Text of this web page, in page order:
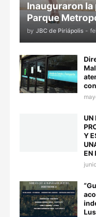
Inauguraron la
Parque
by JBC de Piriápolis -
UN
Y
EN